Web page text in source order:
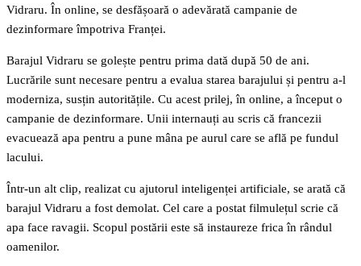
Vidraru. În online, se desfășoară o adevărată campanie de
dezinformare împotriva Franței.
Barajul Vidraru se golește pentru prima dată după 50 de ani.
Lucrările sunt necesare pentru a evalua starea barajului și pentru a-l
moderniza, susțin autoritățile. Cu acest prilej, în online, a început o
campanie de dezinformare. Unii internauți au scris că francezii
evacuează apa pentru a pune mâna pe aurul care se află pe fundul
lacului.
Într-un alt clip, realizat cu ajutorul inteligenței artificiale, se arată că
barajul Vidraru a fost demolat. Cel care a postat filmulețul scrie că
apa face ravagii. Scopul postării este să instaureze frica în rândul
oamenilor.